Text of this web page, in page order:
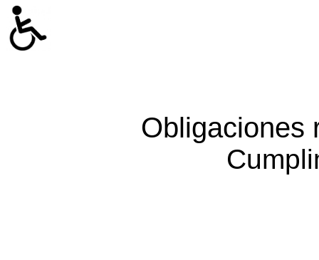
Obligaciones